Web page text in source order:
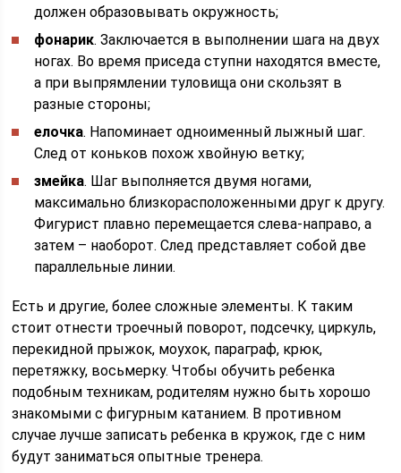
должен образовывать окружность;
фонарик. Заключается в выполнении шага на двух
ногах. Во время приседа ступни находятся вместе,
а при выпрямлении туловища они скользят в
разные стороны;
елочка. Напоминает одноименный лыжный шаг.
След от коньков похож хвойную ветку;
змейка. Шаг выполняется двумя ногами,
максимально близкорасположенными друг к другу.
Фигурист плавно перемещается слева-направо, а
затем – наоборот. След представляет собой две
параллельные линии.
Есть и другие, более сложные элементы. К таким
стоит отнести троечный поворот, подсечку, циркуль,
перекидной прыжок, моухок, параграф, крюк,
перетяжку, восьмерку. Чтобы обучить ребенка
подобным техникам, родителям нужно быть хорошо
знакомыми с фигурным катанием. В противном
случае лучше записать ребенка в кружок, где с ним
будут заниматься опытные тренера.